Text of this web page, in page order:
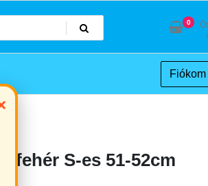
0
Fiókom
fehér S-es 51-52cm